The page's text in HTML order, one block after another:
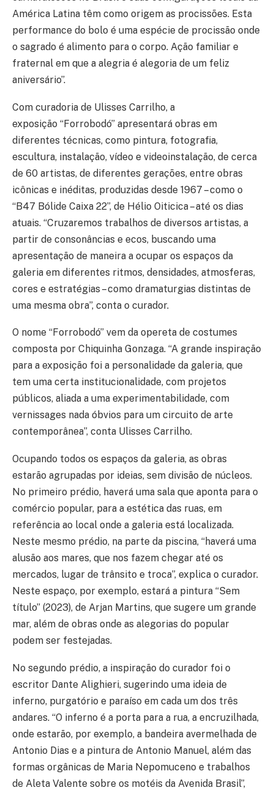
América Latina têm como origem as procissões. Esta
performance do bolo é uma espécie de procissão onde
o sagrado é alimento para o corpo. Ação familiar e
fraternal em que a alegria é alegoria de um feliz
aniversário”.
Com curadoria de Ulisses Carrilho, a
exposição “Forrobodó” apresentará obras em
diferentes técnicas, como pintura, fotografia,
escultura, instalação, vídeo e videoinstalação, de cerca
de 60 artistas, de diferentes gerações, entre obras
icônicas e inéditas, produzidas desde 1967 – como o
“B47 Bólide Caixa 22”, de Hélio Oiticica – até os dias
atuais. “Cruzaremos trabalhos de diversos artistas, a
partir de consonâncias e ecos, buscando uma
apresentação de maneira a ocupar os espaços da
galeria em diferentes ritmos, densidades, atmosferas,
cores e estratégias – como dramaturgias distintas de
uma mesma obra”, conta o curador.
O nome “Forrobodó” vem da opereta de costumes
composta por Chiquinha Gonzaga. “A grande inspiração
para a exposição foi a personalidade da galeria, que
tem uma certa institucionalidade, com projetos
públicos, aliada a uma experimentabilidade, com
vernissages nada óbvios para um circuito de arte
contemporânea”, conta Ulisses Carrilho.
Ocupando todos os espaços da galeria, as obras
estarão agrupadas por ideias, sem divisão de núcleos.
No primeiro prédio, haverá uma sala que aponta para o
comércio popular, para a estética das ruas, em
referência ao local onde a galeria está localizada.
Neste mesmo prédio, na parte da piscina, “haverá uma
alusão aos mares, que nos fazem chegar até os
mercados, lugar de trânsito e troca”, explica o curador.
Neste espaço, por exemplo, estará a pintura “Sem
título” (2023), de Arjan Martins, que sugere um grande
mar, além de obras onde as alegorias do popular
podem ser festejadas.
No segundo prédio, a inspiração do curador foi o
escritor Dante Alighieri, sugerindo uma ideia de
inferno, purgatório e paraíso em cada um dos três
andares. “O inferno é a porta para a rua, a encruzilhada,
onde estarão, por exemplo, a bandeira avermelhada de
Antonio Dias e a pintura de Antonio Manuel, além das
formas orgânicas de Maria Nepomuceno e trabalhos
de Aleta Valente sobre os motéis da Avenida Brasil”,